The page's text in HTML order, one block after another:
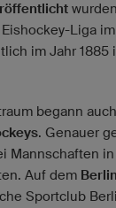
Liga
im Jahr 1885
begann
. Genauer
Mannschaften
Auf dem
Sportclub